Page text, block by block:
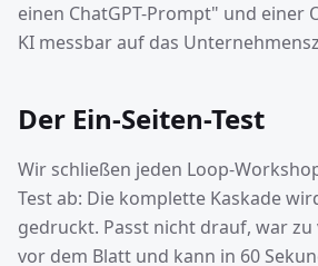
einen ChatGPT-Prompt" und einer
KI messbar auf das
Der Ein-Seiten-Test
Wir schließen jeden Loop-
Test ab: Die komplette Kaskade
gedruckt. Passt nicht drauf, war zu
vor dem Blatt und kann in 60